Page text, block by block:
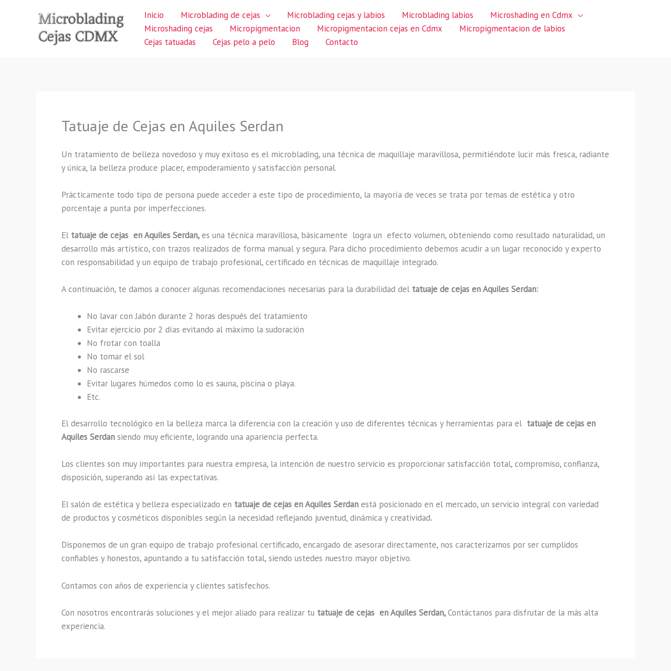
Inicio Microblading de cejas Microblading cejas y labios Microblading labios
Microshading en Cdmx
Microshading cejas
Micropigmentacion Micropigmentacion cejas en Cdmx
Micropigmentacion de labios
Cejas tatuadas
Cejas pelo a pelo Blog Contacto
Tatuaje de Cejas en Aquiles Serdan
Un tratamiento de belleza novedoso y muy exitoso es el microblading, una técnica de maquillaje maravillosa, permitiéndote lucir más fresca, radiante
y única, la belleza produce placer, empoderamiento y satisfacción personal.
Prácticamente todo tipo de persona puede acceder a este tipo de procedimiento, la mayoría de veces se trata por temas de estética y otro
porcentaje a punta por imperfecciones.
El tatuaje de cejas en Aquiles Serdan,es una técnica maravillosa, básicamente logra un efecto volumen, obteniendo como resultado naturalidad, un
desarrollo más artístico, con trazos realizados de forma manual y segura. Para dicho procedimiento debemos acudir a un lugar reconocido y experto
con responsabilidad y un equipo de trabajo profesional, certificado en técnicas de maquillaje integrado.
A continuación, te damos a conocer algunas recomendaciones necesarias para la durabilidad del tatuaje de cejas en Aquiles Serdan:
No lavar con Jabón durante 2 horas después del tratamiento
Evitar ejercicio por 2 días evitando al máximo la sudoración
No frotar con toalla
No tomar el sol
No rascarse
Evitar lugares húmedos como lo es sauna, piscina o playa.
Etc.
El desarrollo tecnológico en la belleza marca la diferencia con la creación y uso de diferentes técnicas y herramientas para el tatuaje de cejas en
Aquiles Serdan siendo muy eficiente, logrando una apariencia perfecta.
Los clientes son muy importantes para nuestra empresa, la intención de nuestro servicio es proporcionar satisfacción total, compromiso, confianza,
disposición, superando así las expectativas.
El salón de estética y belleza especializado en tatuaje de cejas en Aquiles Serdan está posicionado en el mercado, un servicio integral con variedad
de productos y cosméticos disponibles según la necesidad reflejando juventud, dinámica y creatividad.
Disponemos de un gran equipo de trabajo profesional certificado, encargado de asesorar directamente, nos caracterizamos por ser cumplidos
confiables y honestos, apuntando a tu satisfacción total, siendo ustedes nuestro mayor objetivo.
Contamos con años de experiencia y clientes satisfechos.
Con nosotros encontrarás soluciones y el mejor aliado para realizar tu tatuaje de cejas en Aquiles Serdan,Contáctanos para disfrutar de la más alta
experiencia.